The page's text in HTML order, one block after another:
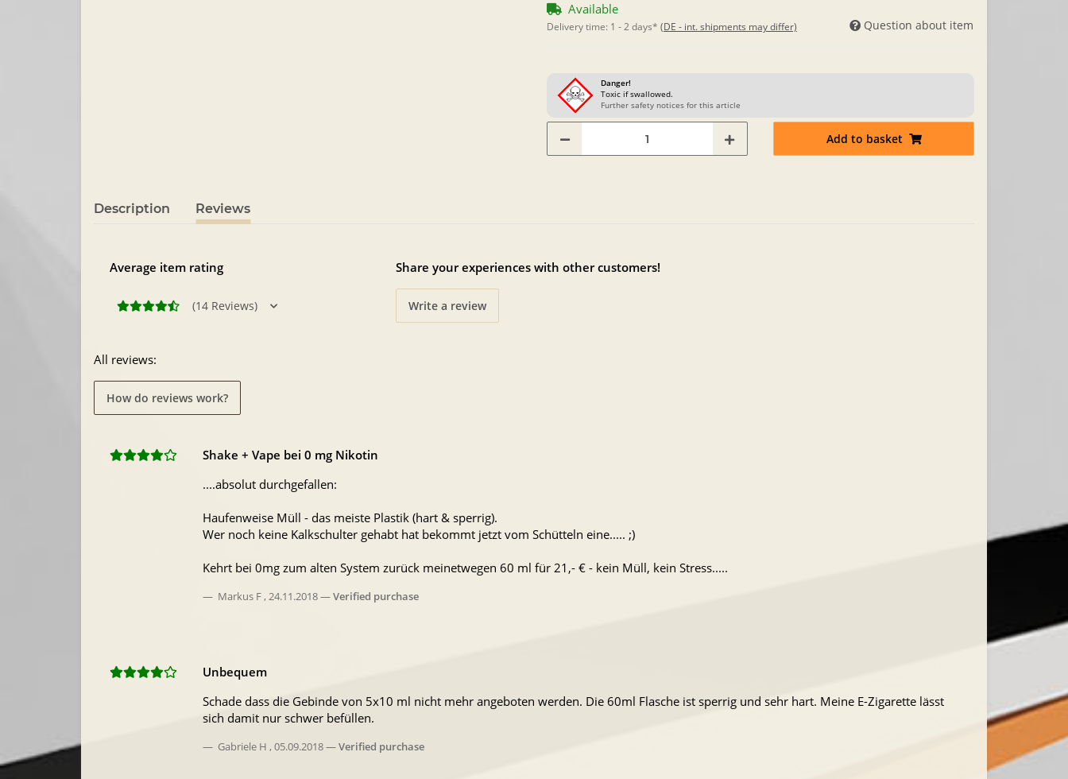
Available
Delivery time: 1 - 2 days* (DE - int. shipments may differ) Question about item
Danger!
Toxic if swallowed.
Further safety notices for this article
Add to basket
Description Reviews
Average item rating
(14 Reviews)
Share your experiences with other customers!
Write a review
All reviews:
How do reviews work?
Shake + Vape bei 0 mg Nikotin
....absolut durchgefallen:
Haufenweise Müll - das meiste Plastik (hart & sperrig).
Wer noch keine Kalkschulter gehabt hat bekommt jetzt vom Schütteln eine..... ;)
Kehrt bei 0mg zum alten System zurück meinetwegen 60 ml für 21,- € - kein Müll, kein Stress.....
Markus F,24.11.2018 Verified purchase
Unbequem
Schade dass die Gebinde von 5x10 ml nicht mehr angeboten werden. Die 60ml Flasche ist sperrig und sehr hart. Meine E-Zigarette lässt
sich damit nur schwer befüllen.
Gabriele H , 05.09.2018 Verified purchase